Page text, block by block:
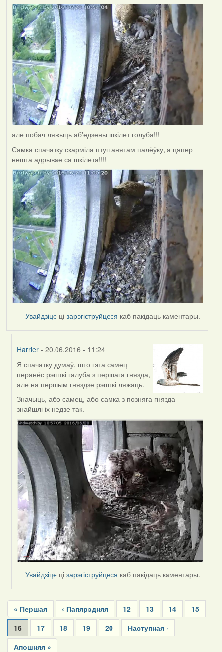
але побач ляжыць аб'едзены шкілет голуба!!!
Самка спачатку скарміла птушанятам палёўку, а цяпер
нешта адрывае са шкілета!!!!
Увайдзіце цізарэгіструйцеся каб пакідаць каментары.
Harrier - 20.06.2016 - 11:24
In
reply
to
by
Harrier
Я спачатку думаў, што гэта самец
перанёс рэшткі галуба з першага гнязда,
але на першым гняздзе рэшткі ляжаць.
Значыць, або самец, або самка з позняга гнязда
знайшлі іх недзе так.
Увайдзіце цізарэгіструйцеся каб пакідаць каментары.
Pagination
First
page
« Першая
Previous
page
‹ Папярэдняя Page
12 Page
13 Page
14 Page
15
Current
page
16 Page
17 Page
18 Page
19 Page
20
Next
page
Наступная ›
Last
Апошняя »